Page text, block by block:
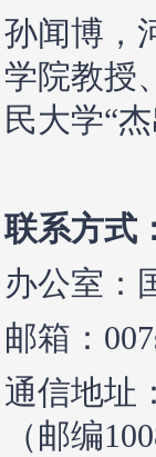
孙闻博，
学院教授
民大学“
联系方式
办公室：
邮箱：
通信地址
（邮编